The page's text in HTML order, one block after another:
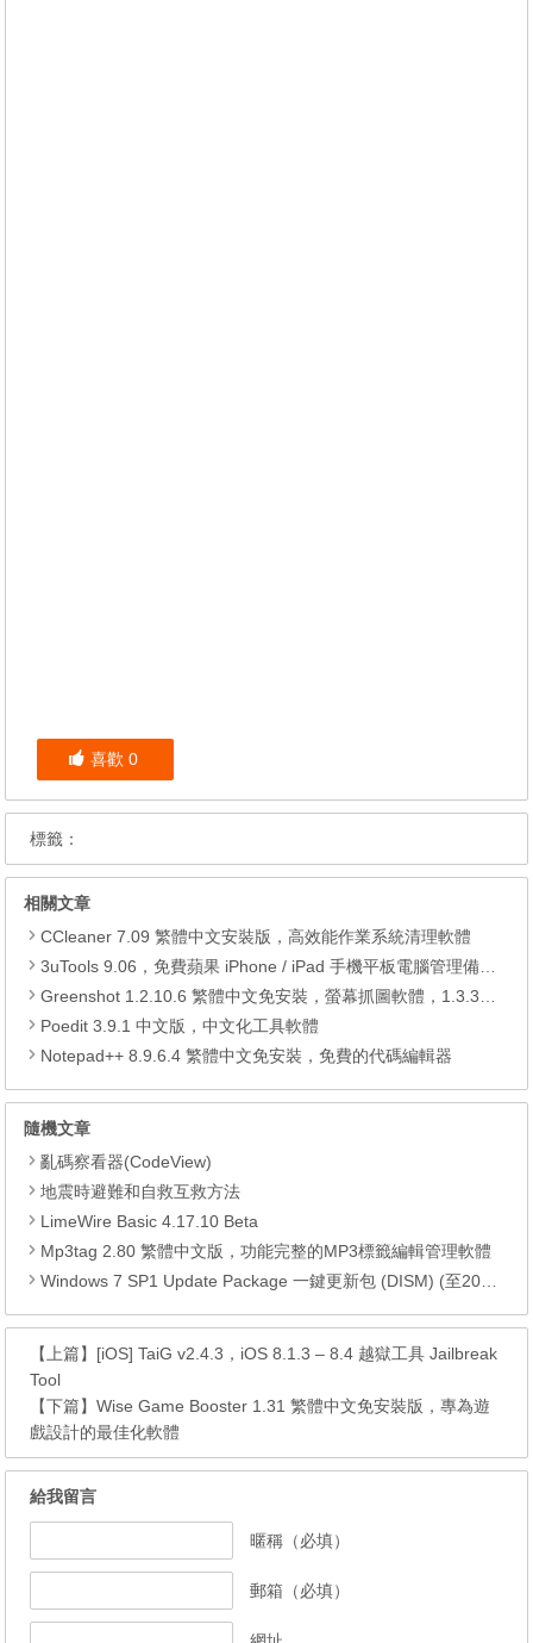
喜歡 0
標籤：
相關文章
CCleaner 7.09 繁體中文安裝版，高效能作業系統清理軟體
3uTools 9.06，免費蘋果 iPhone / iPad 手機平板電腦管理備份還原軟體
Greenshot 1.2.10.6 繁體中文免安裝，螢幕抓圖軟體，1.3.315 安裝版
Poedit 3.9.1 中文版，中文化工具軟體
Notepad++ 8.9.6.4 繁體中文免安裝，免費的代碼編輯器
隨機文章
亂碼察看器(CodeView)
地震時避難和自救互救方法
LimeWire Basic 4.17.10 Beta
Mp3tag 2.80 繁體中文版，功能完整的MP3標籤編輯管理軟體
Windows 7 SP1 Update Package 一鍵更新包 (DISM) (至2017.08)
【上篇】 [iOS] TaiG v2.4.3，iOS 8.1.3 – 8.4 越獄工具 Jailbreak
Tool
【下篇】Wise Game Booster 1.31 繁體中文免安裝版，專為遊
戲設計的最佳化軟體
給我留言
暱稱（必填）
郵箱（必填）